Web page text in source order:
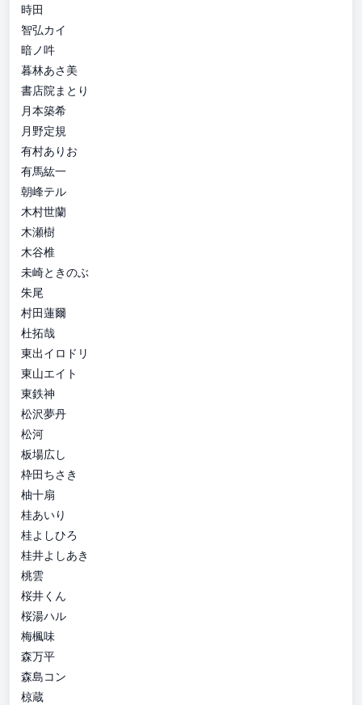
時田
智弘カイ
暗ノ吽
暮林あさ美
書店院まとり
月本築希
月野定規
有村ありお
有馬紘一
朝峰テル
木村世蘭
木瀬樹
木谷椎
未崎ときのぶ
朱尾
村田蓮爾
杜拓哉
東出イロドリ
東山エイト
東鉄神
松沢夢丹
松河
板場広し
枠田ちさき
柚十扇
桂あいり
桂よしひろ
桂井よしあき
桃雲
桜井くん
桜湯ハル
梅楓味
森万平
森島コン
椋蔵